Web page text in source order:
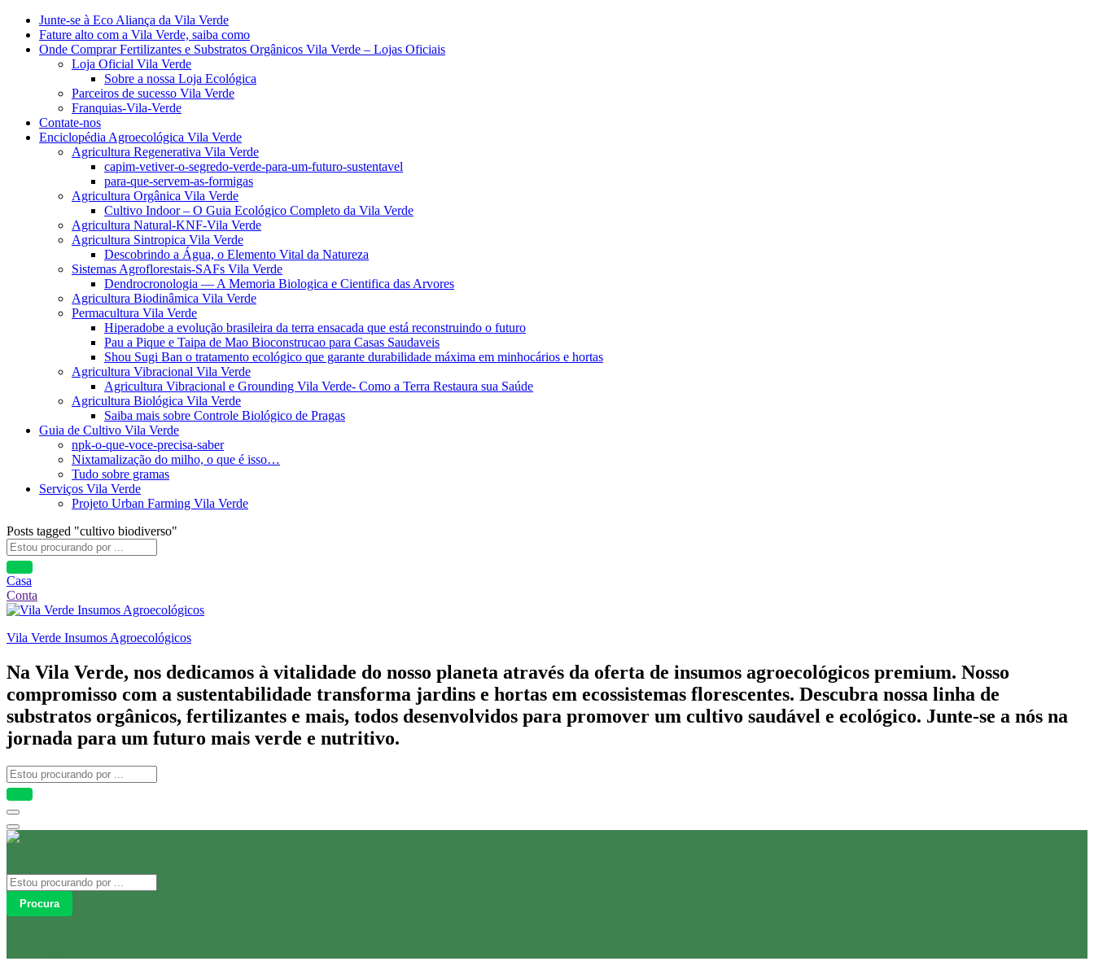
Junte-se à Eco Aliança da Vila Verde
Fature alto com a Vila Verde, saiba como
Onde Comprar Fertilizantes e Substratos Orgânicos Vila Verde – Lojas Oficiais
Loja Oficial Vila Verde
Sobre a nossa Loja Ecológica
Parceiros de sucesso Vila Verde
Franquias-Vila-Verde
Contate-nos
Enciclopédia Agroecológica Vila Verde
Agricultura Regenerativa Vila Verde
capim-vetiver-o-segredo-verde-para-um-futuro-sustentavel
para-que-servem-as-formigas
Agricultura Orgânica Vila Verde
Cultivo Indoor – O Guia Ecológico Completo da Vila Verde
Agricultura Natural-KNF-Vila Verde
Agricultura Sintropica Vila Verde
Descobrindo a Água, o Elemento Vital da Natureza
Sistemas Agroflorestais-SAFs Vila Verde
Dendrocronologia — A Memoria Biologica e Cientifica das Arvores
Agricultura Biodinâmica Vila Verde
Permacultura Vila Verde
Hiperadobe a evolução brasileira da terra ensacada que está reconstruindo o futuro
Pau a Pique e Taipa de Mao Bioconstrucao para Casas Saudaveis
Shou Sugi Ban o tratamento ecológico que garante durabilidade máxima em minhocários e hortas
Agricultura Vibracional Vila Verde
Agricultura Vibracional e Grounding Vila Verde- Como a Terra Restaura sua Saúde
Agricultura Biológica Vila Verde
Saiba mais sobre Controle Biológico de Pragas
Guia de Cultivo Vila Verde
npk-o-que-voce-precisa-saber
Nixtamalização do milho, o que é isso…
Tudo sobre gramas
Serviços Vila Verde
Projeto Urban Farming Vila Verde
Posts tagged "cultivo biodiverso"
Casa
Conta
Vila Verde Insumos Agroecológicos
Na Vila Verde, nos dedicamos à vitalidade do nosso planeta através da oferta de insumos agroecológicos premium. Nosso
compromisso com a sustentabilidade transforma jardins e hortas em ecossistemas florescentes. Descubra nossa linha de
substratos orgânicos, fertilizantes e mais, todos desenvolvidos para promover um cultivo saudável e ecológico. Junte-se a nós na
jornada para um futuro mais verde e nutritivo.
Procura